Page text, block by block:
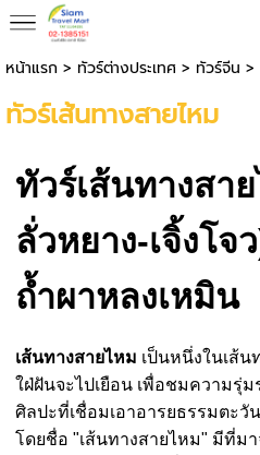
หน้าแรก > ทัวร์ต่างประเทศ> ทัวร์จีน >
ทัวร์เส้นทางสายไหม
ทัวร์เส้นทางสา
ลั่วหยาง-เจิ้งโจ
ถ้ำผาหลงเหมิน
เส้นทางสายไหม เป็นหนึ่งในเส้
ใฝ่ฝันจะไปเยือน เพื่อชมความรุ่
ศิลปะที่เชื่อมเอาอารยธรรมตะ
โดยชื่อ "เส้นทางสายไหม" มีที่ม